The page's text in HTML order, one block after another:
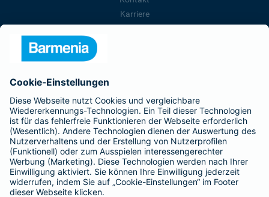
Karriere
Presse
Barmenia ist Teil der BarmeniaGothaer
BELIEBTE SEITEN
Kranken-Zusatzversicherung
Tierversicherungen
Haftpflichtversicherung
Hausratversicherung